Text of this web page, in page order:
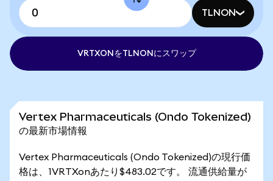
TLNON
VRTXONをTLNONにスワップ
Vertex Pharmaceuticals (Ondo Tokenized)
の最新市場情報
Vertex Pharmaceuticals (Ondo Tokenized)の現行価
格は、1VRTXonあたり$483.02です。 流通供給量が